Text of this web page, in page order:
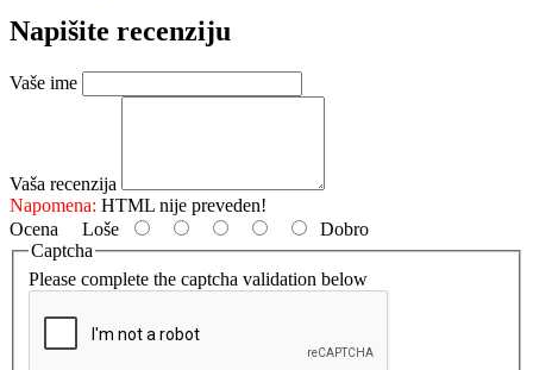
Napišite recenziju
Vaše ime
Vaša recenzija
Napomena: HTML nije preveden!
Ocena Loše
Dobro
Captcha
Please complete the captcha validation below